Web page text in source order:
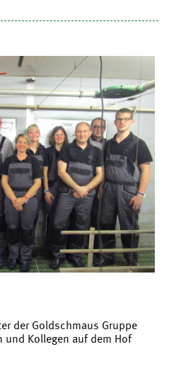
der Goldschmaus Gruppe
Kollegen auf dem Hof